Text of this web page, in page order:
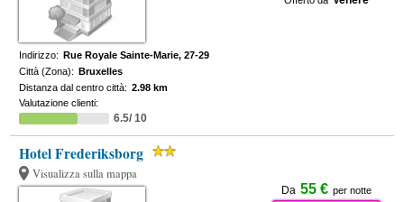
Indirizzo: Rue Royale Sainte-Marie, 27-29
Città (Zona): Bruxelles
Distanza dal centro città: 2.98 km
Valutazione clienti:
6.5/ 10
Hotel Frederiksborg
Visualizza sulla mappa
Da 55 € per notte